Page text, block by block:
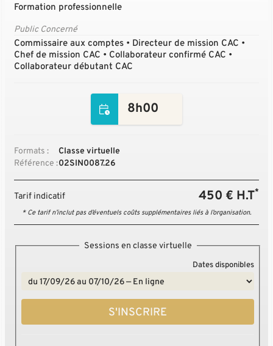
Formation professionnelle
Public Concerné
Commissaire aux comptes • Directeur de mission CAC •
Chef de mission CAC • Collaborateur confirmé CAC •
Collaborateur débutant CAC
8h00
Formats :
Classe virtuelle
Référence :02SIN0087.26
Tarif indicatif 450 € H.T*
* Ce tarif n’inclut pas d’éventuels coûts supplémentaires liés à l’organisation.
Sessions en classe virtuelle
Dates disponibles
S'INSCRIRE